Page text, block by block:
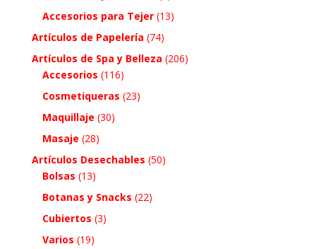
Accesorios para Tejer (13)
Artículos de Papelería (74)
Artículos de Spa y Belleza (206)
Accesorios (116)
Cosmetiqueras (23)
Maquillaje (30)
Masaje (28)
Artículos Desechables (50)
Bolsas (13)
Botanas y Snacks (22)
Cubiertos (3)
Varios (19)